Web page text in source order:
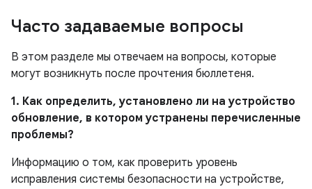
Часто задаваемые вопросы
В этом разделе мы отвечаем на вопросы, которые
могут возникнуть после прочтения бюллетеня.
1. Как определить, установлено ли на устройство
обновление, в котором устранены перечисленные
проблемы?
Информацию о том, как проверить уровень
исправления системы безопасности на устройстве,